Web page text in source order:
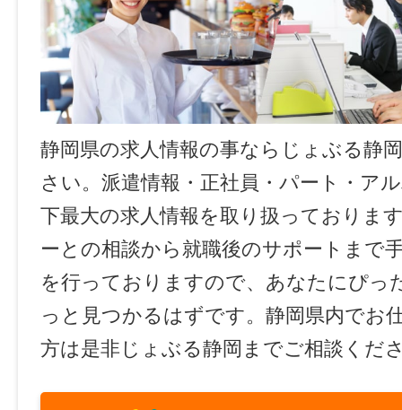
静岡県の求人情報の事ならじょぶる静
さい。派遣情報・正社員・パート・ア
下最大の求人情報を取り扱っておりま
ーとの相談から就職後のサポートまで
を行っておりますので、あなたにぴっ
っと見つかるはずです。静岡県内でお
方は是非じょぶる静岡までご相談くだ